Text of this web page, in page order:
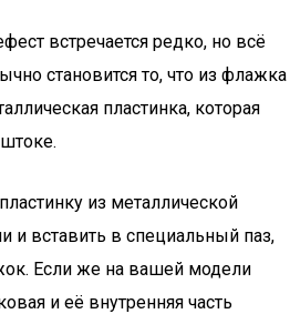
встречается редко, но всё
становится то, что из флажка
пластинка, которая
из металлической
и вставить в специальный паз,
Если же на вашей модели
и её внутренняя часть